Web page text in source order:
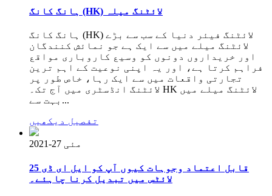
ہانگ کانگ (HK) لائٹنگ میلہ
ہانگ کانگ (HK) لائٹنگ فیئر دنیا کے سب سے بڑے
لائٹنگ میلے میں سے ایک ہے جو نمائش کنندگان
اور خریداروں دونوں کو وسیع کاروباری مواقع
فراہم کرتا ہے، اور یہ اپنی نوعیت کے اہم ترین
تجارتی واقعات میں سے ایک رہا، خاص طور پر
لائٹنگ انڈسٹری میں آج تک۔ HK لائٹنگ میلے میں
بہت سے...
تفصیل دیکھیں
مئی 27-2021
25 قابل اعتماد وجوہات کیوں آپ کو ایل ای ڈی
لائٹس میں تبدیل کرنا چاہئے۔